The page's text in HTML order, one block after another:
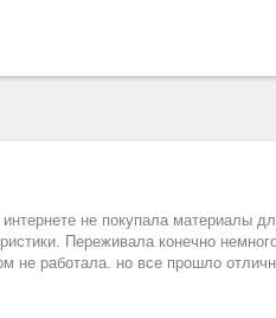
не покупала материалы
Переживала конечно
не работала. но все прошло